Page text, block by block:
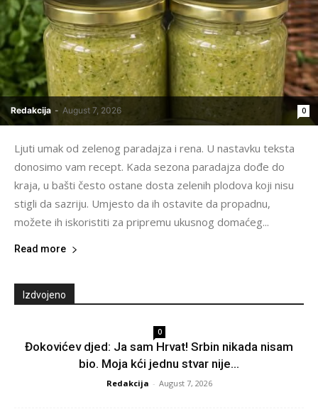
Redakcija - August 7, 2026 0
Ljuti umak od zelenog paradajza i rena. U nastavku teksta
donosimo vam recept. Kada sezona paradajza dođe do
kraja, u bašti često ostane dosta zelenih plodova koji nisu
stigli da sazriju. Umjesto da ih ostavite da propadnu,
možete ih iskoristiti za pripremu ukusnog domaćeg...
Read more
Izdvojeno
0
Đokovićev djed: Ja sam Hrvat! Srbin nikada nisam
bio. Moja kći jednu stvar nije...
Redakcija - August 7, 2026